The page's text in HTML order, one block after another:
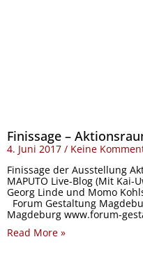
Finissage –
4. Juni 2017
Keine
Finissage der Ausstellung
MAPUTO Live-Blog (Mit Kai-
Georg Linde und Momo
Forum Gestaltung
Magdeburg www.forum-
Read More »